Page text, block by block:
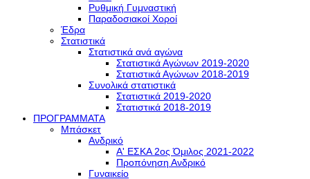
Ρυθμική Γυμναστική
Παραδοσιακοί Χοροί
Έδρα
Στατιστικά
Στατιστικά ανά αγώνα
Στατιστικά Αγώνων 2019-2020
Στατιστικά Αγώνων 2018-2019
Συνολικά στατιστικά
Στατιστικά 2019-2020
Στατιστικά 2018-2019
ΠΡΟΓΡΑΜΜΑΤΑ
Μπάσκετ
Ανδρικό
Α' ΕΣΚΑ 2ος Όμιλος 2021-2022
Προπόνηση Ανδρικό
Γυναικείο